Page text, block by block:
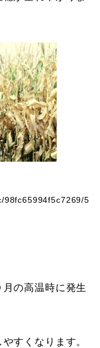
98fc65994f5c7269/5
の高温時に発生
すくなります。